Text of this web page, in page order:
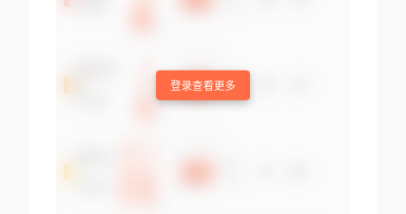
登录查看更多